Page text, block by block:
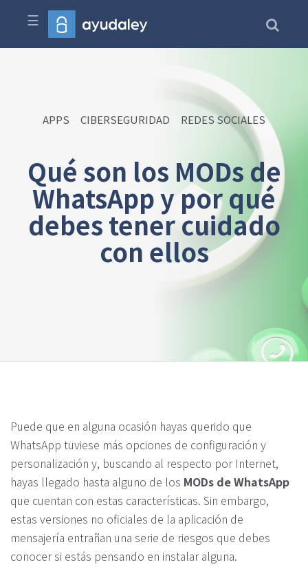
☰
APPS CIBERSEGURIDAD REDES SOCIALES
Qué son los MODs de
WhatsApp y por qué
debes tener cuidado
con ellos
Puede que en alguna ocasión hayas querido que
WhatsApp tuviese más opciones de configuración y
personalización y, buscando al respecto por Internet,
hayas llegado hasta alguno de los MODs de WhatsApp
que cuentan con estas características. Sin embargo,
estas versiones no oficiales de la aplicación de
mensajería entrañan una serie de riesgos que debes
conocer si estás pensando en instalar alguna.